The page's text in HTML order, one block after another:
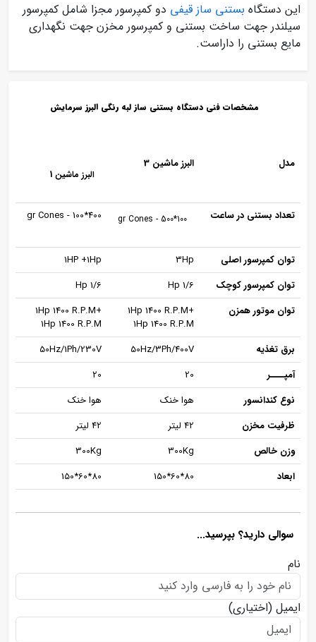
این دستگاه بستنی ساز قیفی دو کمپرسور مجزا شامل کمپرسور
سیلندر جهت ساخت بستنی و کمپرسور مخزن جهت نگهداری
مایع بستنی را داراست.
مشخصات فنی دستگاه بستنی ساز لبه رنگی البرز سرمایش
مدل البرز ماشین 3
البرز ماشین 1
تعداد بستنی در ساعت 100*500 - gr Cones
400*100 - gr Cones
توان کمپرسور اصلی 3Hp
1HP +1Hp
توان کمپرسور کوچک
1/6 Hp
1/6 Hp
توان موتور همزن
+1Hp 1400 R.P.M
1Hp 1400 R.P.M
+1Hp 1400 R.P.M
1Hp 1400 R.P.M
برق تغذیه
50Hz/3Ph/400V
50Hz/1Ph/230V
آمپــــر
20
20
نوع کندانسور
هوا خنک
هوا خنک
ظرفیت مخزن
42 لیتر
42 لیتر
وزن خالص
300Kg
300Kg
ابعاد
80*60*150
80*60*150
سوالی دارید؟ بپرسید...
نام
ایمیل (اختیاری)